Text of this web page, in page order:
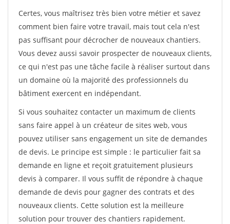
Certes, vous maîtrisez très bien votre métier et savez
comment bien faire votre travail, mais tout cela n'est
pas suffisant pour décrocher de nouveaux chantiers.
Vous devez aussi savoir prospecter de nouveaux clients,
ce qui n'est pas une tâche facile à réaliser surtout dans
un domaine où la majorité des professionnels du
bâtiment exercent en indépendant.
Si vous souhaitez contacter un maximum de clients
sans faire appel à un créateur de sites web, vous
pouvez utiliser sans engagement un site de demandes
de devis. Le principe est simple : le particulier fait sa
demande en ligne et reçoit gratuitement plusieurs
devis à comparer. Il vous suffit de répondre à chaque
demande de devis pour gagner des contrats et des
nouveaux clients. Cette solution est la meilleure
solution pour trouver des chantiers rapidement.